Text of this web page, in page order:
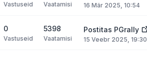
Vastuseid Vaatamisi 16 Mär 2025, 10:54
0
Vastuseid
5398
Vaatamisi
Postitas PGrally
15 Veebr 2025, 19:30